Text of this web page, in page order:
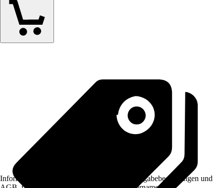
Informationen des Verkäufers, wie z. B. Rückgabebedingungen und